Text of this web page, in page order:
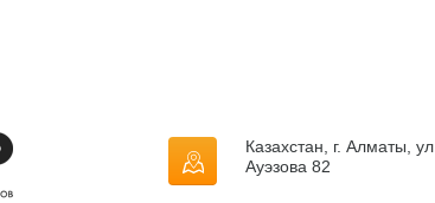
Казахстан, г. Алматы, ул
Ауэзова 82